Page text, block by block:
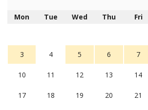
Mon Tue Wed Thu Fri
3 4 5 6 7
10 11 12 13 14
17 18 19 20 21